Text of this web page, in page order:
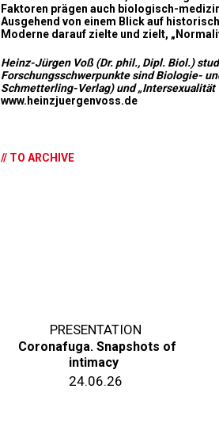
Faktoren prägen auch biologisch-
Ausgehend von einem Blick auf
Moderne darauf zielte und zielt,
Heinz-Jürgen Voß (Dr. phil., Dipl. Biol.)
Forschungsschwerpunkte sind Biologie-
Schmetterling-Verlag) und
www.heinzjuergenvoss.de
// TO ARCHIVE
PRESENTATION
Coronafuga. Snapshots of
intimacy
24.06.26